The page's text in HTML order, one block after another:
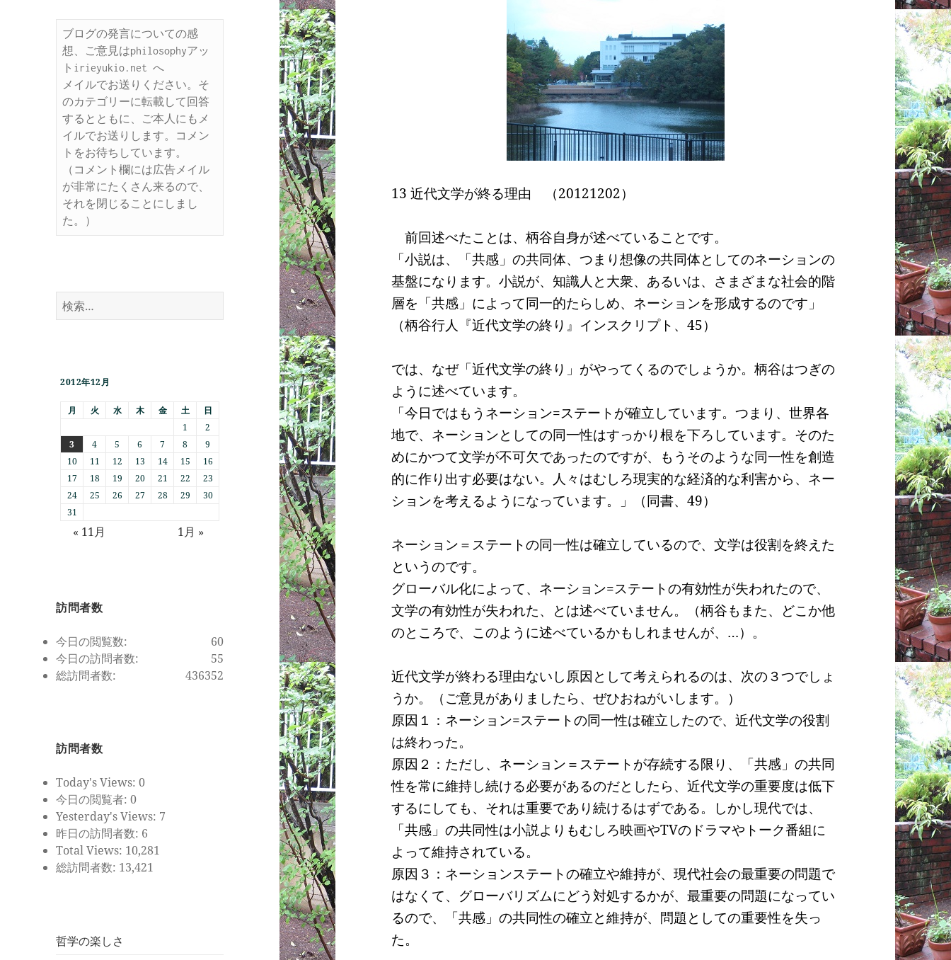
ブログの発言についての感
想、ご意見はphilosophyアッ
トirieyukio.net へ
メイルでお送りください。そ
のカテゴリーに転載して回答
するとともに、ご本人にもメ
イルでお送りします。コメン
トをお待ちしています。
（コメント欄には広告メイル
が非常にたくさん来るので、
それを閉じることにしまし
た。）
検
索:
2012年12月
月 火 水 木 金 土
日
1
2
3
4 5 6 7 8
9
10
11 12 13 14 15
16
17
18 19 20 21 22
23
24
25 26 27 28 29
30
31
« 11月 1月 »
訪問者数
60
今日の閲覧数:
55
今日の訪問者数:
436352
総訪問者数:
訪問者数
Today's Views:0
今日の閲覧者:0
Yesterday's Views: 7
昨日の訪問者数: 6
Total Views: 10,281
総訪問者数: 13,421
哲学の楽しさ
13近代文学が終る理由 （20121202）
前回述べたことは、柄谷自身が述べていることです。
「小説は、「共感」の共同体、つまり想像の共同体としてのネーションの
基盤になります。小説が、知識人と大衆、あるいは、さまざまな社会的階
層を「共感」によって同一的たらしめ、ネーションを形成するのです」
（柄谷行人『近代文学の終り』インスクリプト、45）
では、なぜ「近代文学の終り」がやってくるのでしょうか。柄谷はつぎの
ように述べています。
「今日ではもうネーション=ステートが確立しています。つまり、世界各
地で、ネーションとしての同一性はすっかり根を下ろしています。そのた
めにかつて文学が不可欠であったのですが、もうそのような同一性を創造
的に作り出す必要はない。人々はむしろ現実的な経済的な利害から、ネー
ションを考えるようになっています。」（同書、49）
ネーション＝ステートの同一性は確立しているので、文学は役割を終えた
というのです。
グローバル化によって、ネーション=ステートの有効性が失われたので、
文学の有効性が失われた、とは述べていません。（柄谷もまた、どこか他
のところで、このように述べているかもしれませんが、…）。
近代文学が終わる理由ないし原因として考えられるのは、次の３つでしょ
うか。（ご意見がありましたら、ぜひおねがいします。）
原因１：ネーション=ステートの同一性は確立したので、近代文学の役割
は終わった。
原因２：ただし、ネーション＝ステートが存続する限り、「共感」の共同
性を常に維持し続ける必要があるのだとしたら、近代文学の重要度は低下
するにしても、それは重要であり続けるはずである。しかし現代では、
「共感」の共同性は小説よりもむしろ映画やTVのドラマやトーク番組に
よって維持されている。
原因３：ネーションステートの確立や維持が、現代社会の最重要の問題で
はなくて、グローバリズムにどう対処するかが、最重要の問題になってい
るので、「共感」の共同性の確立と維持が、問題としての重要性を失っ
た。